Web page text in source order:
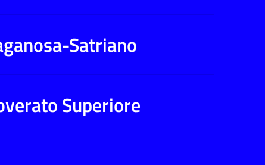
Satriano
Superiore